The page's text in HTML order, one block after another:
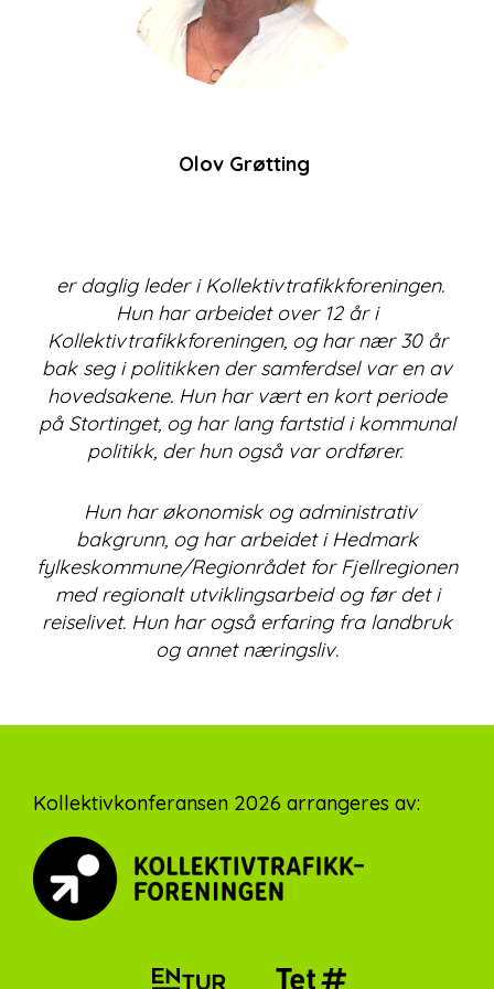
Olov Grøtting
er daglig leder i Kollektivtrafikkforeningen.
Hun har arbeidet over 12 år i
Kollektivtrafikkforeningen, og har nær 30 år
bak seg i politikken der samferdsel var en av
hovedsakene. Hun har vært en kort periode
på Stortinget, og har lang fartstid i kommunal
politikk, der hun også var ordfører.
Hun har økonomisk og administrativ
bakgrunn, og har arbeidet i Hedmark
fylkeskommune/Regionrådet for Fjellregionen
med regionalt utviklingsarbeid og før det i
reiselivet. Hun har også erfaring fra landbruk
og annet næringsliv.
Footer
Kollektivkonferansen 2026 arrangeres av: